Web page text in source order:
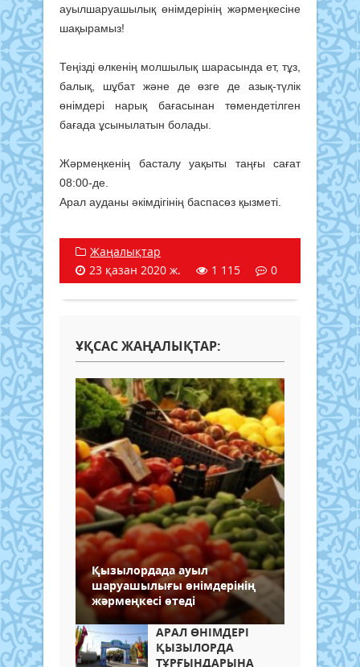
ауылшаруашылық өнімдерінің жəрмеңкесіне
шақырамыз!
Теңізді өлкенің молшылық шарасында ет, тұз,
балық, шұбат жəне де өзге де азық-түлік
өнімдері нарық бағасынан төмендетілген
бағада ұсынылатын болады.
Жəрмеңкенің басталу уақыты таңғы сағат
08:00-де.
Арал ауданы әкімдігінің баспасөз қызметі.
Жаңалықтар
23 қазан 2020 ж.
1 115 0
ҰҚСАС ЖАҢАЛЫҚТАР:
Қызылордада ауыл
шаруашылығы өнімдерінің
жәрмеңкесі өтеді
АРАЛ ӨНІМДЕРІ
ҚЫЗЫЛОРДА
ТҰРҒЫНДАРЫНА